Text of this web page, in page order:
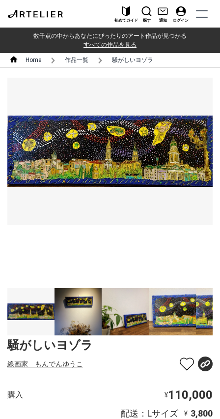
初めてガイド 探す 通知 ログイン
数千点の中からあなたにぴったりのアート作品が見つかる
すべての作品を見る
Home 作品一覧 騒がしいヨゾラ
騒がしいヨゾラ
線画家 もんでんゆうこ
購入 ¥110,000
配送：Lサイズ ¥ 3,800